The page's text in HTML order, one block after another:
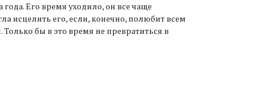
Его время уходило, он все чаще
исцелить его, если, конечно, полюбит всем
бы в это время не превратиться в